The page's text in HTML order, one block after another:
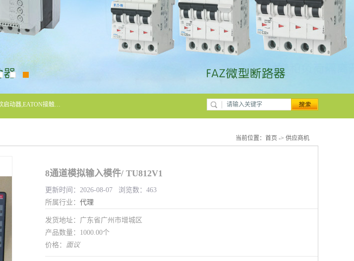
广东泓威电气设备有限公司是一家专业从事EATON凸轮开关T0,EATON隔离开关P,EATON伊顿软启动器,EATON接触器DILM400/22,ETN隔离开关P1-32/EA/SVB,凸轮开关T0-2-1/EA/SVB,伊顿软启动器S811+V42N3SP等品牌的电气自动化产品代理经销商。
当前位置： 首页 -> 供应商机
8通道模拟输入模件/ TU812V1
更新时间：2026-08-07 浏览数：463
所属行业： 代理
发货地址：广东省广州市增城区
产品数量：1000.00个
价格： 面议